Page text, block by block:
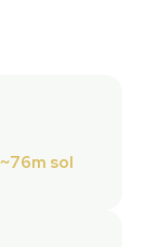
76m sol